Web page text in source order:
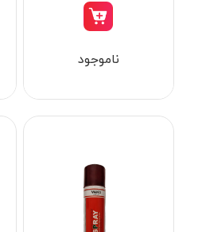
ابزار جوش و برش
ابزار اندازه گیری دقیق و لیزری
ابزار نجاری
ابزار بادی
ناموجود